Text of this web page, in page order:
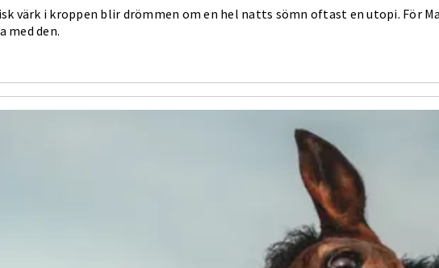
värk i kroppen blir drömmen om en hel natts sömn oftast en utopi. För
med den.